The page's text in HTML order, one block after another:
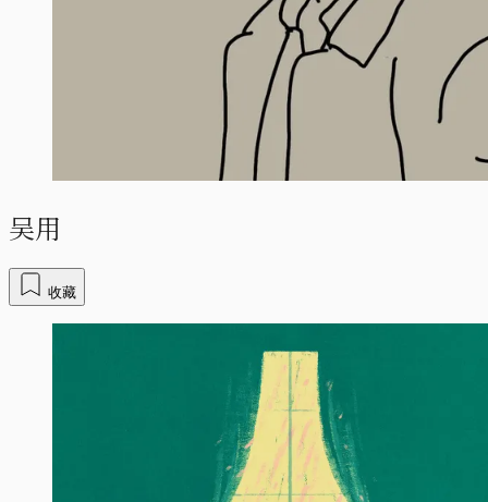
吴用
收藏